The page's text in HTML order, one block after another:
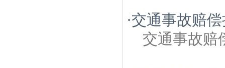
·交通事故赔
交通事故赔